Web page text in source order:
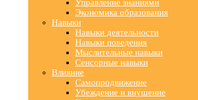
Управление знаниями
Экономика образования
Навыки
Навыки деятельности
Навыки поведения
Мыслительные навыки
Сенсорные навыки
Влияние
Самопродвижение
Убеждение и внушение